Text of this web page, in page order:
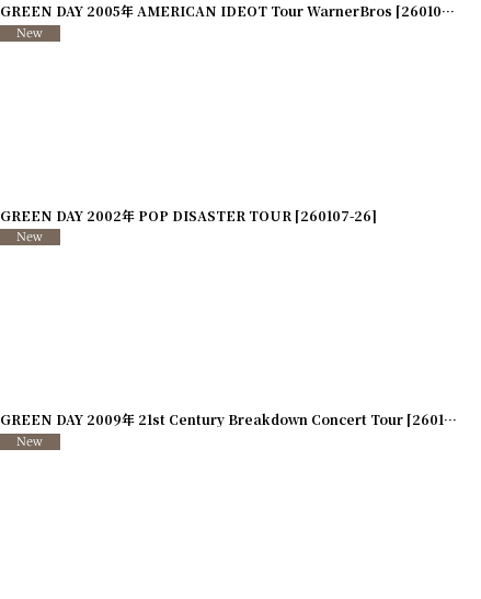
GREEN DAY 2005年 AMERICAN IDEOT Tour WarnerBros [260107-29
GREEN DAY 2002年 POP DISASTER TOUR [260107-26]
GREEN DAY 2009年 21st Century Breakdown Concert Tour [260107-23